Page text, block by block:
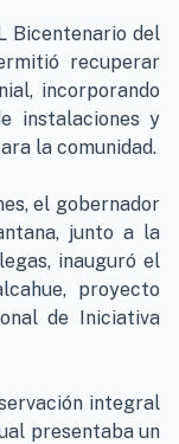
Bicentenario del
recuperar
incorporando
instalaciones y
la comunidad.
el gobernador
junto a la
inauguró el
proyecto
de Iniciativa
integral
presentaba un